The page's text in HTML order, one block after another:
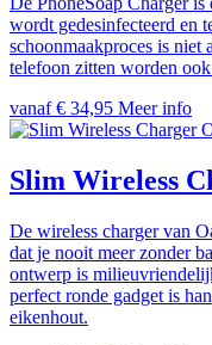
wordt gedesinfecteerd en
schoonmaakproces is niet
telefoon zitten worden
vanaf € 34,95 Meer info
Slim Wireless
De wireless charger van
dat je nooit meer zonder
ontwerp is
perfect ronde gadget is
eikenhout.